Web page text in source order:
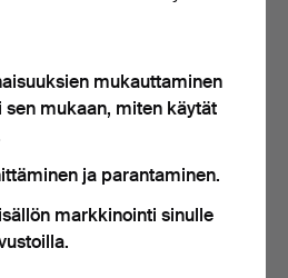
PEILI, rokokoo, kullattua
puuta ja gessoa,…
1 päivä
Arvio
mukauttaminen
mukaan, miten käytät
ja parantaminen.
markkinointi sinulle